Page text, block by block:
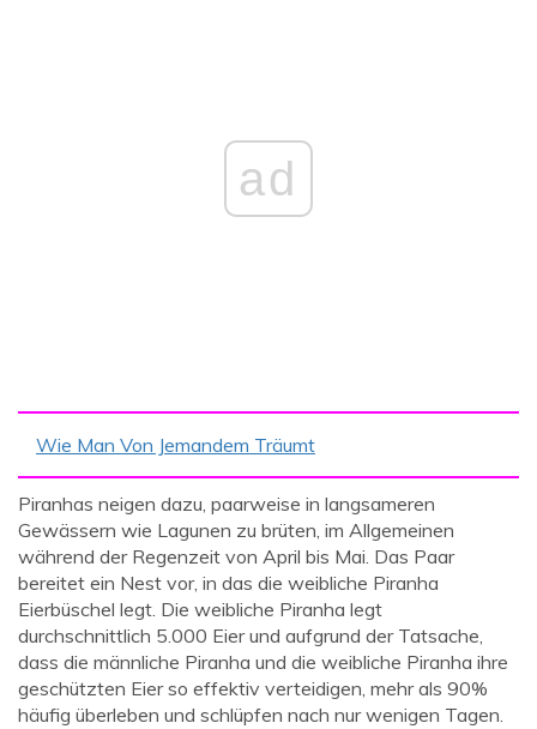
ad
Wie Man Von Jemandem Träumt
Piranhas neigen dazu, paarweise in langsameren
Gewässern wie Lagunen zu brüten, im Allgemeinen
während der Regenzeit von April bis Mai. Das Paar
bereitet ein Nest vor, in das die weibliche Piranha
Eierbüschel legt. Die weibliche Piranha legt
durchschnittlich 5.000 Eier und aufgrund der Tatsache,
dass die männliche Piranha und die weibliche Piranha ihre
geschützten Eier so effektiv verteidigen, mehr als 90%
häufig überleben und schlüpfen nach nur wenigen Tagen.